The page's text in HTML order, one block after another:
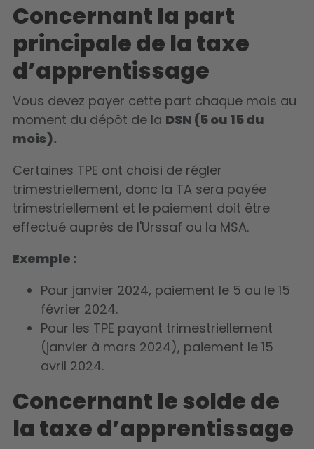
Concernant la part
principale de la taxe
d’apprentissage
Vous devez payer cette part chaque mois au
moment du dépôt de la DSN (5 ou 15 du
mois).
Certaines TPE ont choisi de régler
trimestriellement, donc la TA sera payée
trimestriellement et le paiement doit être
effectué auprès de l'Urssaf ou la MSA.
Exemple :
Pour janvier 2024, paiement le 5 ou le 15
février 2024.
Pour les TPE payant trimestriellement
(janvier à mars 2024), paiement le 15
avril 2024.
Concernant le solde de
la taxe d’apprentissage